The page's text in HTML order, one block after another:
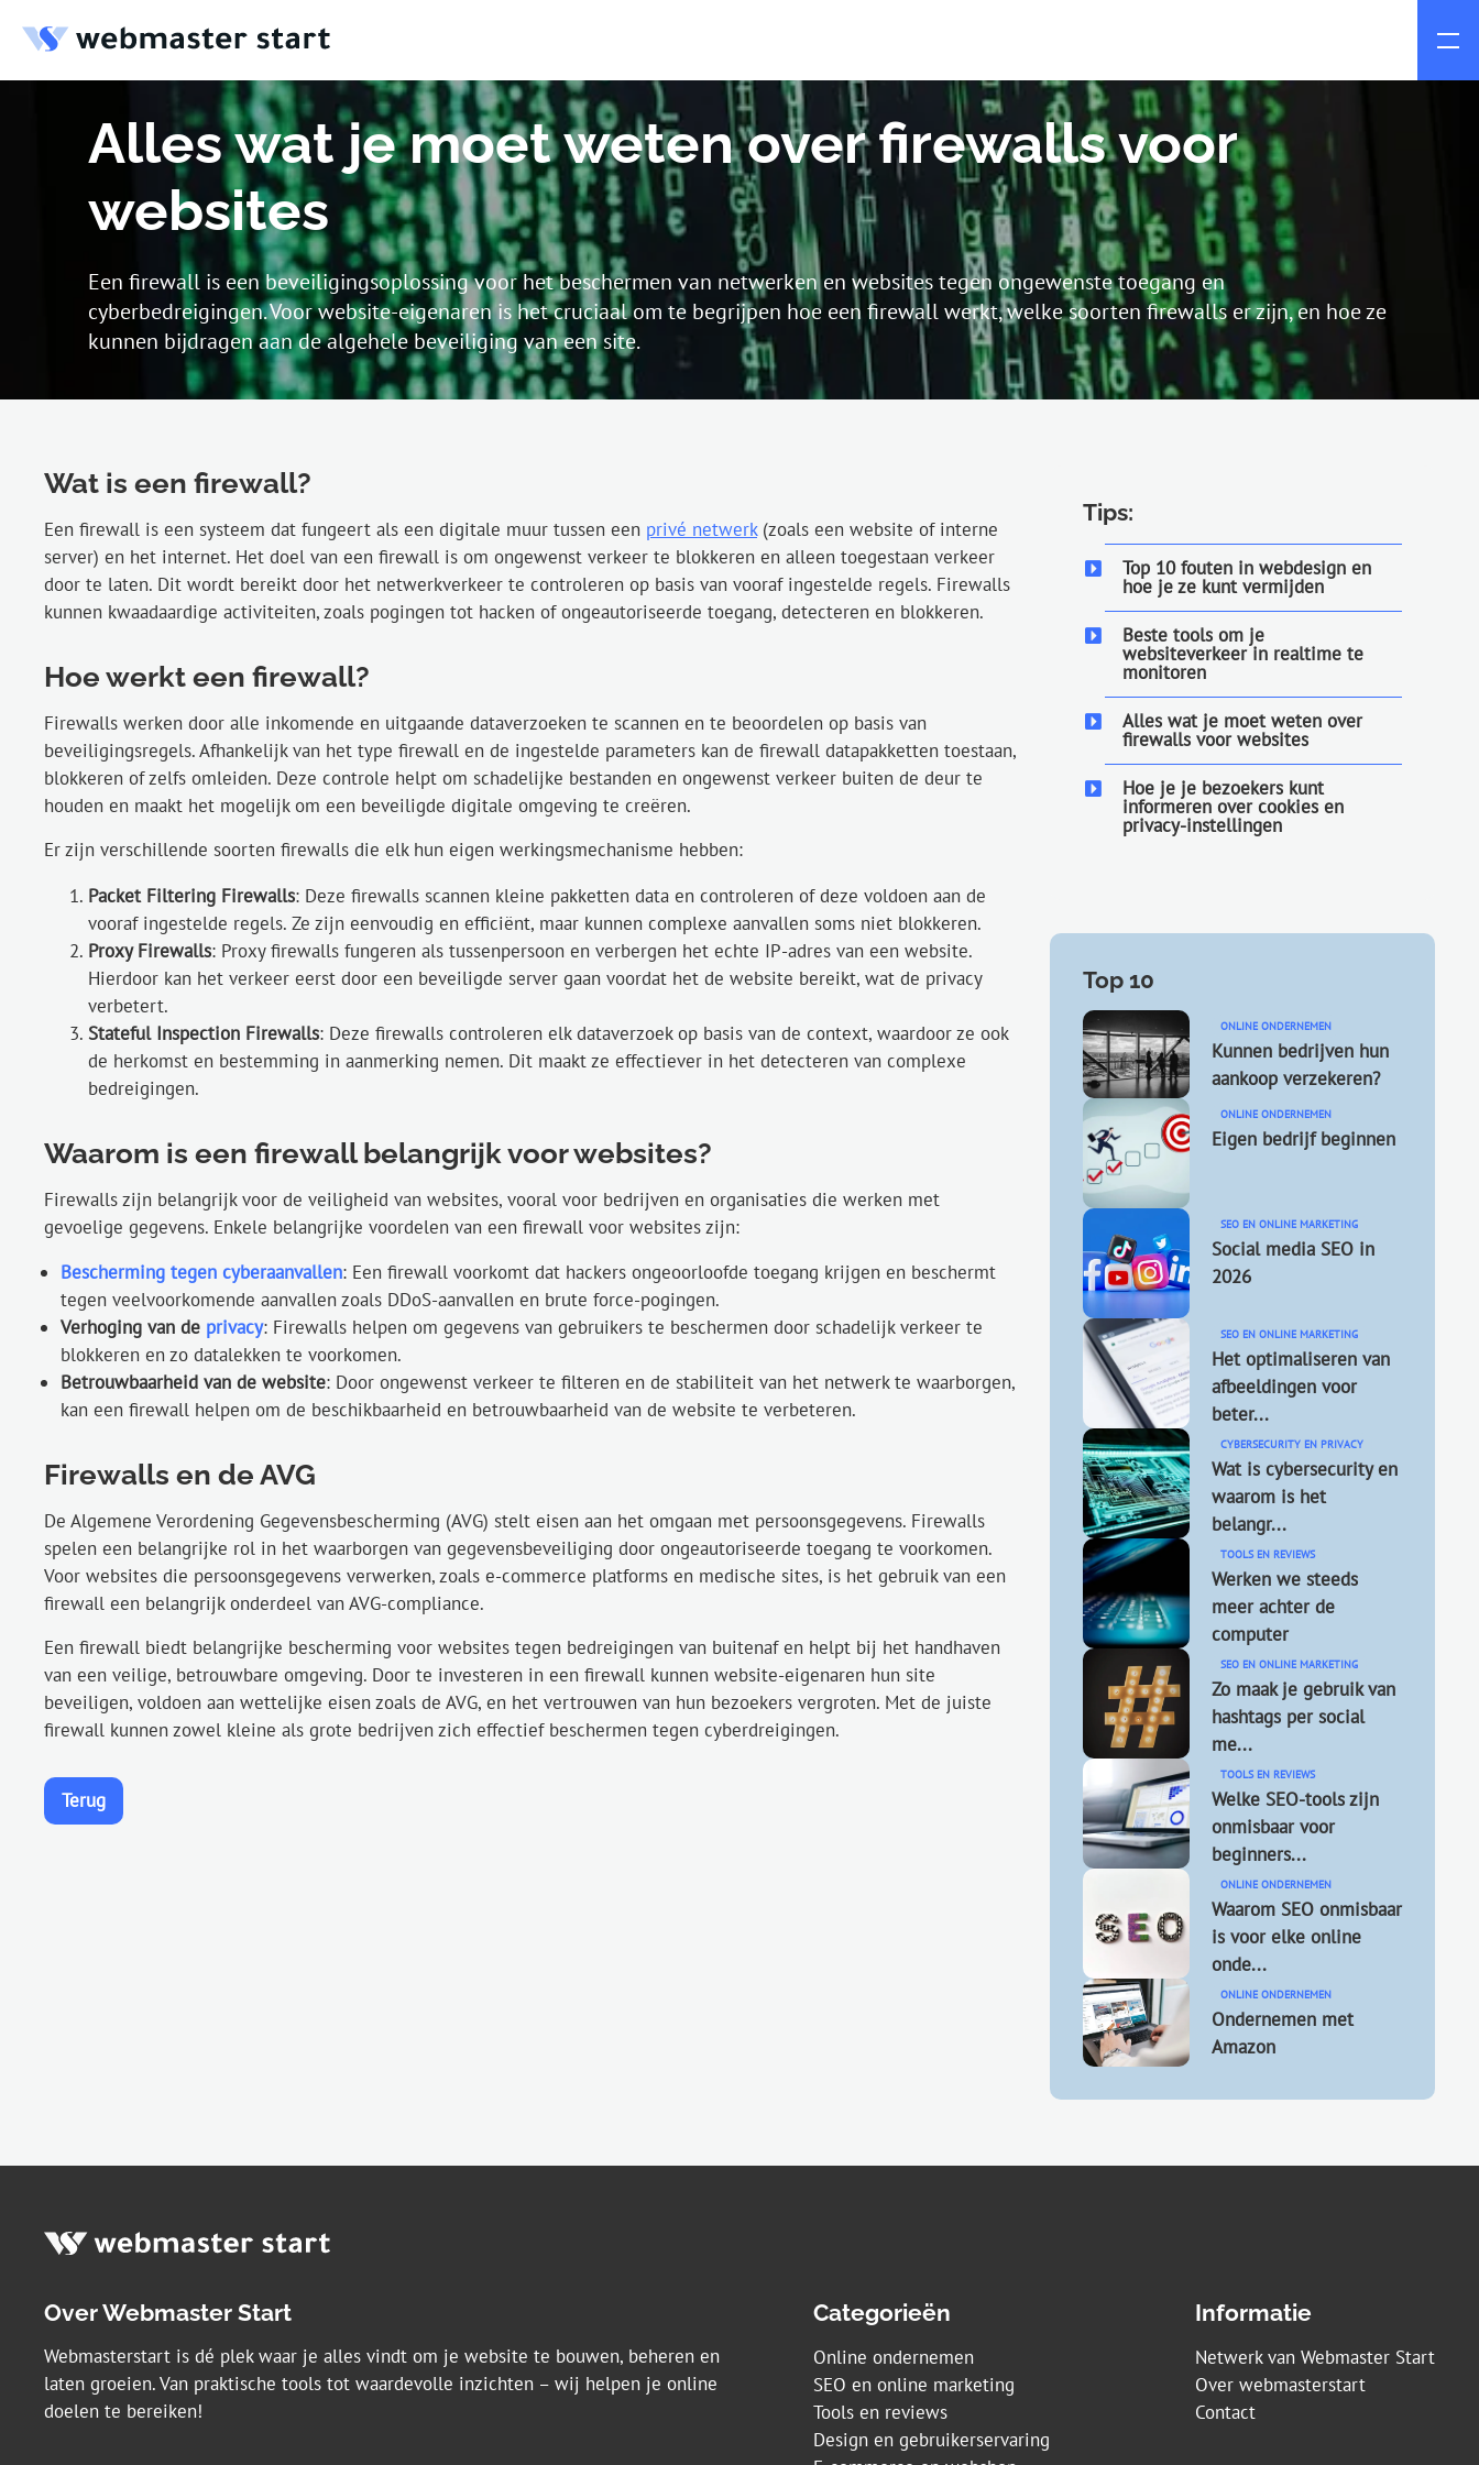
Alles wat je moet weten over firewalls voor
websites
Een firewall is een beveiligingsoplossing voor het beschermen van netwerken en websites tegen ongewenste toegang en
cyberbedreigingen. Voor website-eigenaren is het cruciaal om te begrijpen hoe een firewall werkt, welke soorten firewalls er zijn, en hoe ze
kunnen bijdragen aan de algehele beveiliging van een site.
Wat is een firewall?
Een firewall is een systeem dat fungeert als een digitale muur tussen een privé netwerk(zoals een website of interne
server) en het internet. Het doel van een firewall is om ongewenst verkeer te blokkeren en alleen toegestaan verkeer
door te laten. Dit wordt bereikt door het netwerkverkeer te controleren op basis van vooraf ingestelde regels. Firewalls
kunnen kwaadaardige activiteiten, zoals pogingen tot hacken of ongeautoriseerde toegang, detecteren en blokkeren.
Hoe werkt een firewall?
Firewalls werken door alle inkomende en uitgaande dataverzoeken te scannen en te beoordelen op basis van
beveiligingsregels. Afhankelijk van het type firewall en de ingestelde parameters kan de firewall datapakketten toestaan,
blokkeren of zelfs omleiden. Deze controle helpt om schadelijke bestanden en ongewenst verkeer buiten de deur te
houden en maakt het mogelijk om een beveiligde digitale omgeving te creëren.
Er zijn verschillende soorten firewalls die elk hun eigen werkingsmechanisme hebben:
Packet Filtering Firewalls: Deze firewalls scannen kleine pakketten data en controleren of deze voldoen aan de
vooraf ingestelde regels. Ze zijn eenvoudig en efficiënt, maar kunnen complexe aanvallen soms niet blokkeren.
Proxy Firewalls: Proxy firewalls fungeren als tussenpersoon en verbergen het echte IP-adres van een website.
Hierdoor kan het verkeer eerst door een beveiligde server gaan voordat het de website bereikt, wat de privacy
verbetert.
Stateful Inspection Firewalls: Deze firewalls controleren elk dataverzoek op basis van de context, waardoor ze ook
de herkomst en bestemming in aanmerking nemen. Dit maakt ze effectiever in het detecteren van complexe
bedreigingen.
Waarom is een firewall belangrijk voor websites?
Firewalls zijn belangrijk voor de veiligheid van websites, vooral voor bedrijven en organisaties die werken met
gevoelige gegevens. Enkele belangrijke voordelen van een firewall voor websites zijn:
Bescherming tegen cyberaanvallen: Een firewall voorkomt dat hackers ongeoorloofde toegang krijgen en beschermt
tegen veelvoorkomende aanvallen zoals DDoS-aanvallen en brute force-pogingen.
Verhoging van de privacy: Firewalls helpen om gegevens van gebruikers te beschermen door schadelijk verkeer te
blokkeren en zo datalekken te voorkomen.
Betrouwbaarheid van de website: Door ongewenst verkeer te filteren en de stabiliteit van het netwerk te waarborgen,
kan een firewall helpen om de beschikbaarheid en betrouwbaarheid van de website te verbeteren.
Firewalls en de AVG
De Algemene Verordening Gegevensbescherming (AVG) stelt eisen aan het omgaan met persoonsgegevens. Firewalls
spelen een belangrijke rol in het waarborgen van gegevensbeveiliging door ongeautoriseerde toegang te voorkomen.
Voor websites die persoonsgegevens verwerken, zoals e-commerce platforms en medische sites, is het gebruik van een
firewall een belangrijk onderdeel van AVG-compliance.
Een firewall biedt belangrijke bescherming voor websites tegen bedreigingen van buitenaf en helpt bij het handhaven
van een veilige, betrouwbare omgeving. Door te investeren in een firewall kunnen website-eigenaren hun site
beveiligen, voldoen aan wettelijke eisen zoals de AVG, en het vertrouwen van hun bezoekers vergroten. Met de juiste
firewall kunnen zowel kleine als grote bedrijven zich effectief beschermen tegen cyberdreigingen.
Terug
Tips:
Top 10 fouten in webdesign en
hoe je ze kunt vermijden
Beste tools om je
websiteverkeer in realtime te
monitoren
Alles wat je moet weten over
firewalls voor websites
Hoe je je bezoekers kunt
informeren over cookies en
privacy-instellingen
Top 10
ONLINE ONDERNEMEN
Kunnen bedrijven hun
aankoop verzekeren?
ONLINE ONDERNEMEN
Eigen bedrijf beginnen
SEO EN ONLINE MARKETING
Social media SEO in
2026
SEO EN ONLINE MARKETING
Het optimaliseren van
afbeeldingen voor
beter...
CYBERSECURITY EN PRIVACY
Wat is cybersecurity en
waarom is het
belangr...
TOOLS EN REVIEWS
Werken we steeds
meer achter de
computer
SEO EN ONLINE MARKETING
Zo maak je gebruik van
hashtags per social
me...
TOOLS EN REVIEWS
Welke SEO-tools zijn
onmisbaar voor
beginners...
ONLINE ONDERNEMEN
Waarom SEO onmisbaar
is voor elke online
onde...
ONLINE ONDERNEMEN
Ondernemen met
Amazon
Over Webmaster Start
Webmasterstart is dé plek waar je alles vindt om je website te bouwen, beheren en
laten groeien. Van praktische tools tot waardevolle inzichten – wij helpen je online
doelen te bereiken!
Categorieën
Online ondernemen
SEO en online marketing
Tools en reviews
Design en gebruikerservaring
Informatie
Netwerk van Webmaster Start
Over webmasterstart
Contact